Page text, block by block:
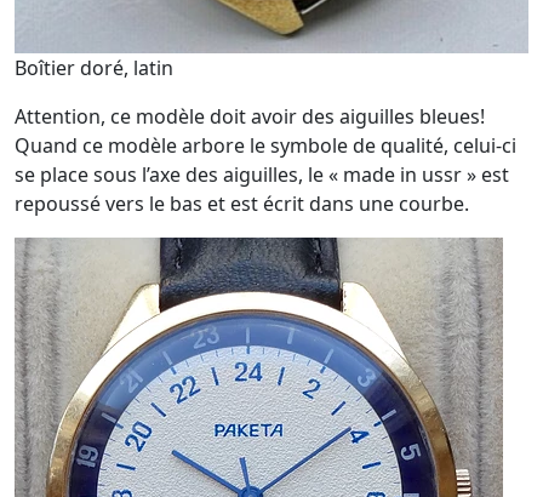
Boîtier doré, latin
Attention, ce modèle doit avoir des aiguilles bleues!
Quand ce modèle arbore le symbole de qualité, celui-ci
se place sous l’axe des aiguilles, le « made in ussr » est
repoussé vers le bas et est écrit dans une courbe.